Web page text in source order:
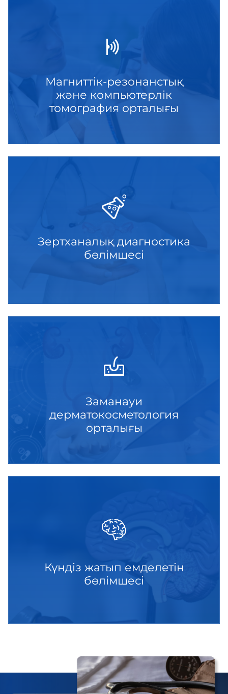
Магниттік-резонанстық
және компьютерлік
томография орталығы
Зертханалық диагностика
бөлімшесі
Заманауи
дерматокосметология
орталығы
Күндіз жатып емделетін
бөлімшесі